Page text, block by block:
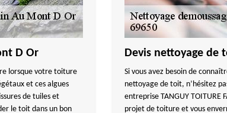
D Or
lorsque votre toiture
et ces algues
de tuiles et
le toit dans un bon
Devis nettoyage de
Si vous avez besoin de
nettoyage de toit, n’hésitez
entreprise TANGUY
projet de toiture et vous